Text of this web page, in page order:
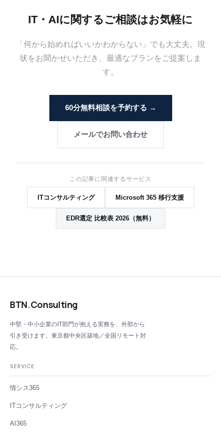
IT・AIに関するご相談はお気軽に
「何から始めればいいかわからない」でも大丈夫。現
状をお聞かせいただき、最適なプランをご提案しま
す。
60分無料相談を予約する →
メールでお問い合わせ
この記事に関連するサービス
ITコンサルティング Microsoft 365 移行支援
EDR選定 比較表 2026（無料）
BTN.Consulting
中堅・中小企業のIT部門が抱える実務を、外部から
引き受けます。東京都中央区築地／全国リモート対
応。
SERVICE
情シス365
ITコンサルティング
AI365